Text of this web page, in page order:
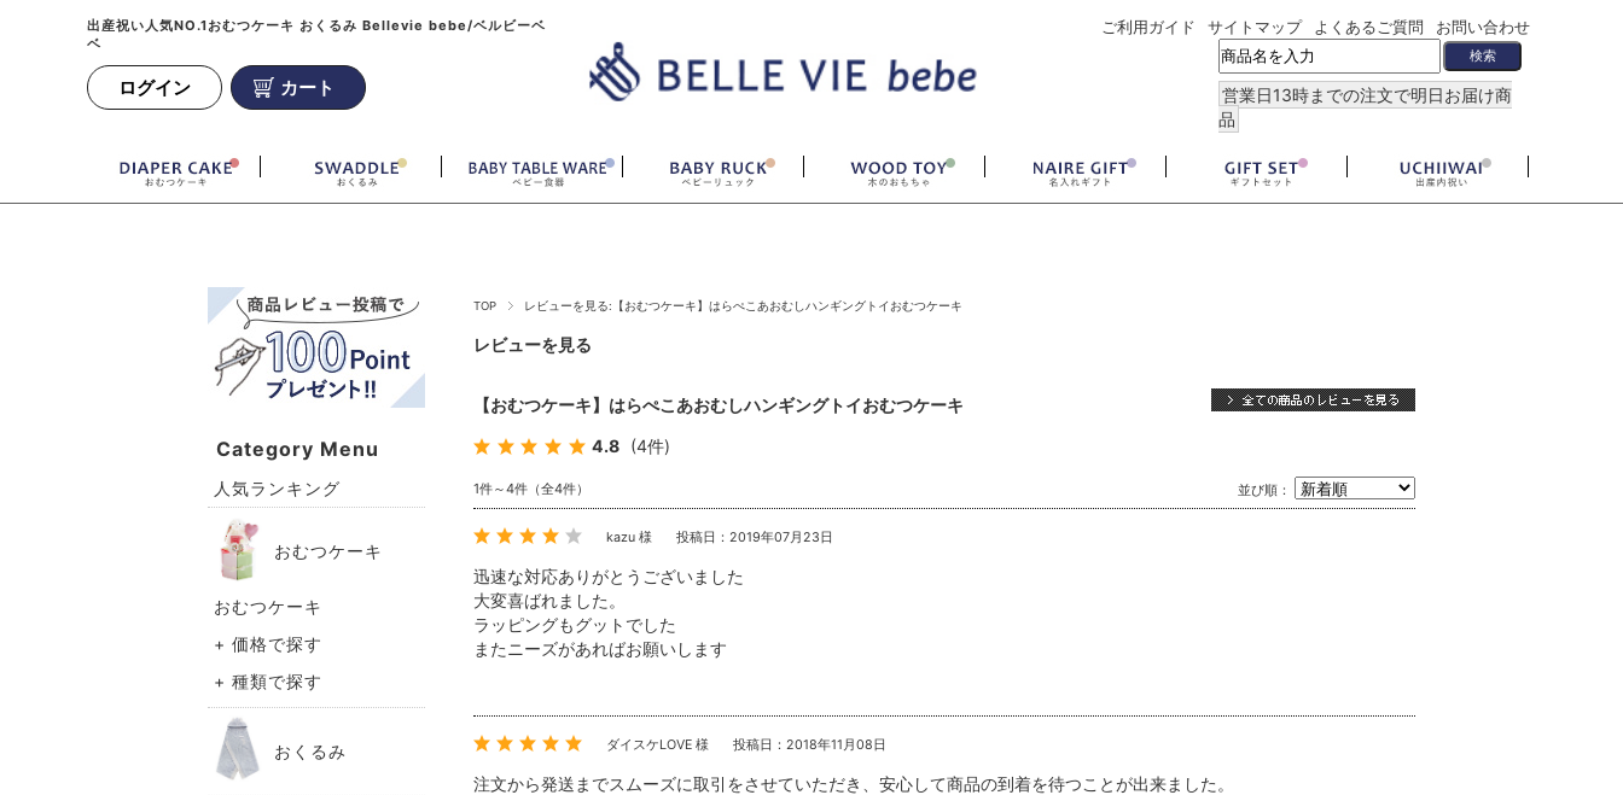
出産祝い人気NO.1おむつケーキ おくるみ Bellevie bebe/ベルビーベ
ベ
ログイン カート
ご利用ガイド サイトマップ よくあるご質問 お問い合わせ
営業日13時までの注文で明日お届け商
品
TOP レビューを見る:【おむつケーキ】はらぺこあおむしハンギングトイおむつケーキ
レビューを見る
【おむつケーキ】はらぺこあおむしハンギングトイおむつケーキ
4.8 (4件)
1件～4件（全4件） 並び順：
kazu 様 投稿日：2019年07月23日
迅速な対応ありがとうございました
大変喜ばれました。
ラッピングもグットでした
またニーズがあればお願いします
ダイスケLOVE 様 投稿日：2018年11月08日
注文から発送までスムーズに取引をさせていただき、安心して商品の到着を待つことが出来ました。
Category Menu
人気ランキング
おむつケーキ
おむつケーキ
+ 価格で探す
+ 種類で探す
おくるみ